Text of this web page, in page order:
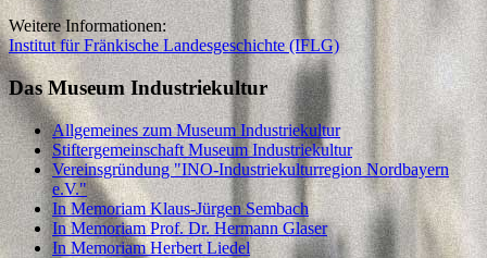
Weitere Informationen:
Institut für Fränkische Landesgeschichte (IFLG)
Das Museum Industriekultur
Allgemeines zum Museum Industriekultur
Stiftergemeinschaft Museum Industriekultur
Vereinsgründung "INO-Industriekulturregion Nordbayern
e.V."
In Memoriam Klaus-Jürgen Sembach
In Memoriam Prof. Dr. Hermann Glaser
In Memoriam Herbert Liedel